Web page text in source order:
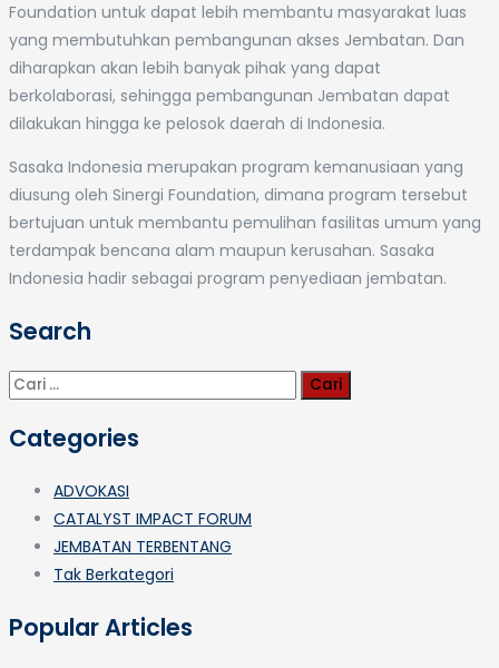
Foundation untuk dapat lebih membantu masyarakat luas
yang membutuhkan pembangunan akses Jembatan. Dan
diharapkan akan lebih banyak pihak yang dapat
berkolaborasi, sehingga pembangunan Jembatan dapat
dilakukan hingga ke pelosok daerah di Indonesia.
Sasaka Indonesia merupakan program kemanusiaan yang
diusung oleh Sinergi Foundation, dimana program tersebut
bertujuan untuk membantu pemulihan fasilitas umum yang
terdampak bencana alam maupun kerusahan. Sasaka
Indonesia hadir sebagai program penyediaan jembatan.
Search
Cari
Categories
ADVOKASI
CATALYST IMPACT FORUM
JEMBATAN TERBENTANG
Tak Berkategori
Popular Articles